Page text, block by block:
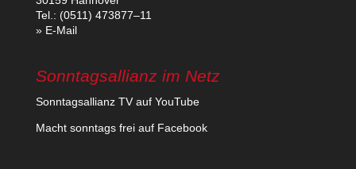
Tel.: (0511) 473877–11
» E‑Mail
Sonntagsallianz im Netz
Sonn­tags­al­lianz TV auf YouTube
Macht sonn­tags frei auf Facebook